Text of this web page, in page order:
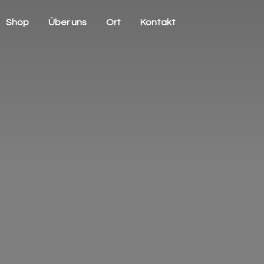
Shop Über uns Ort Kontakt